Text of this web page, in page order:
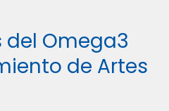
del Omega3
de Artes